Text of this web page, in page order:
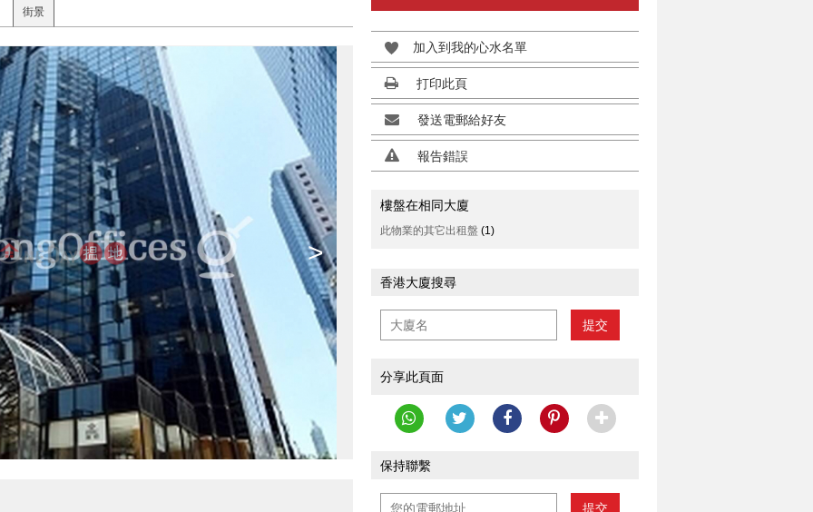
街景
>
加入到我的心水名單
打印此頁
發送電郵給好友
報告錯誤
樓盤在相同大廈
此物業的其它出租盤 (1)
香港大廈搜尋
提交
分享此頁面
保持聯繫
提交